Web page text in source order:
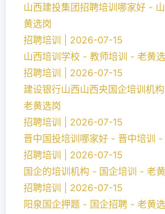
山西建投集团招聘培训哪家好 -
黄选岗
招聘培训 | 2026-07-15
山西培训学校 - 教师培训 - 老黄
招聘培训 | 2026-07-15
建设银行山西山西央国企培训机
老黄选岗
招聘培训 | 2026-07-15
晋中国投培训哪家好 - 晋中培训 -
招聘培训 | 2026-07-15
国企的培训机构 - 国企培训 - 老
招聘培训 | 2026-07-15
阳泉国企押题 - 国企招聘 - 老黄